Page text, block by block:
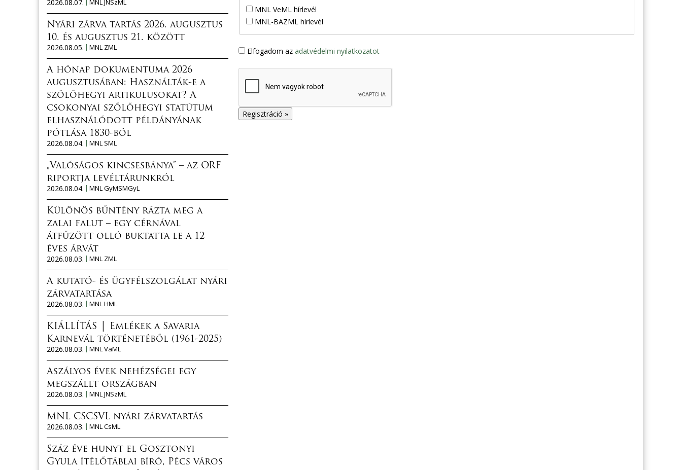
MNL VeML hírlevél
MNL-BAZML hírlevél
Elfogadom az adatvédelmi nyilatkozatot
2026.08.07.
Nyári zárva tartás 2026. augusztus
10. és augusztus 21. között
2026.08.05.
MNL ZML
A hónap dokumentuma 2026
augusztusában: Használták-e a
szőlőhegyi artikulusokat? A
csokonyai szőlőhegyi statútum
elhasználódott példányának
pótlása 1830-ból
2026.08.04.
MNL SML
„Valóságos kincsesbánya” – az ORF
riportja levéltárunkról
2026.08.04.
MNL GyMSMGyL
Különös bűntény rázta meg a
zalai falut – egy cérnával
átfűzött olló buktatta le a 12
éves árvát
2026.08.03.
MNL ZML
A kutató- és ügyfélszolgálat nyári
zárvatartása
2026.08.03.
MNL HML
KIÁLLÍTÁS │ Emlékek a Savaria
Karnevál történetéből (1961-2025)
2026.08.03.
MNL VaML
Aszályos évek nehézségei egy
megszállt országban
2026.08.03.
MNL JNSzML
MNL CSCSVL nyári zárvatartás
2026.08.03.
MNL CsML
Száz éve hunyt el Gosztonyi
Gyula ítélőtáblai bíró, Pécs város